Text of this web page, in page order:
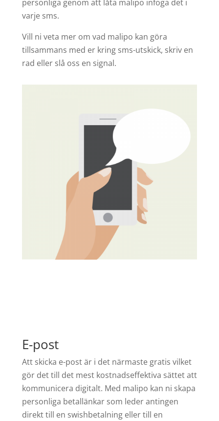
personliga genom att låta malipo infoga det i
varje sms.
Vill ni veta mer om vad malipo kan göra
tillsammans med er kring sms-utskick, skriv en
rad eller slå oss en signal.
E-post
Att skicka e-post är i det närmaste gratis vilket
gör det till det mest kostnadseffektiva sättet att
kommunicera digitalt. Med malipo kan ni skapa
personliga betallänkar som leder antingen
direkt till en swishbetalning eller till en